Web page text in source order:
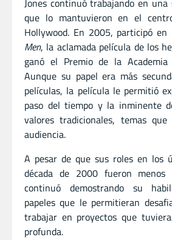
Jones continuó trabajando en una
que lo mantuvieron en el
Hollywood. En 2005, participó en
Men, la aclamada película de los
ganó el Premio de la
Aunque su papel era más
películas, la película le permitió
paso del tiempo y la inminente
valores tradicionales, temas
audiencia.
A pesar de que sus roles en los
década de 2000 fueron menos
continuó demostrando su
papeles que le permitieran
trabajar en proyectos que
profunda.